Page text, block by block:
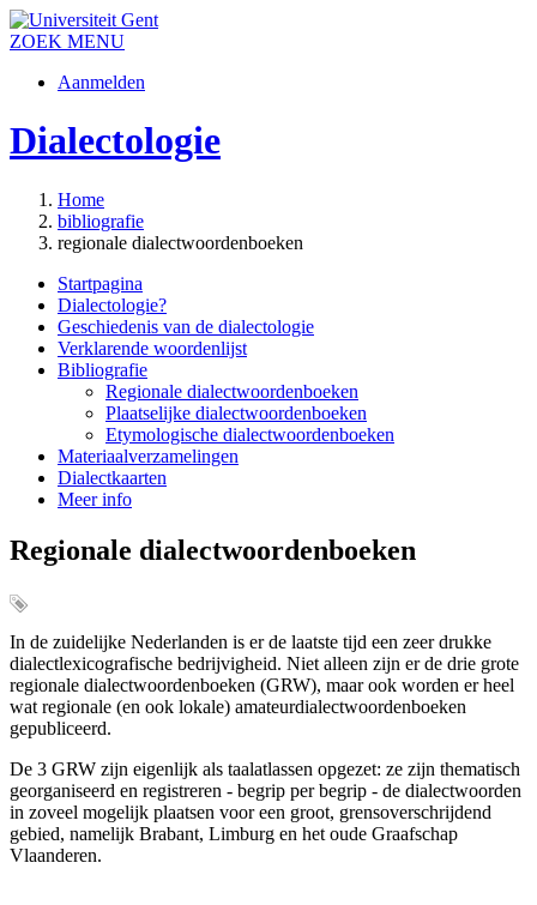
ZOEK MENU
Aanmelden
Dialectologie
Home
bibliografie
regionale dialectwoordenboeken
Startpagina
Dialectologie?
Geschiedenis van de dialectologie
Verklarende woordenlijst
Bibliografie
Regionale dialectwoordenboeken
Plaatselijke dialectwoordenboeken
Etymologische dialectwoordenboeken
Materiaalverzamelingen
Dialectkaarten
Meer info
Regionale dialectwoordenboeken
In de zuidelijke Nederlanden is er de laatste tijd een zeer drukke
dialectlexicografische bedrijvigheid. Niet alleen zijn er de drie grote
regionale dialectwoordenboeken (GRW), maar ook worden er heel
wat regionale (en ook lokale) amateurdialectwoordenboeken
gepubliceerd.
De 3 GRW zijn eigenlijk als taalatlassen opgezet: ze zijn thematisch
georganiseerd en registreren - begrip per begrip - de dialectwoorden
in zoveel mogelijk plaatsen voor een groot, grensoverschrijdend
gebied, namelijk Brabant, Limburg en het oude Graafschap
Vlaanderen.